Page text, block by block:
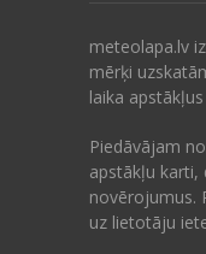
meteolapa.lv
mērķi
laika
Piedāvājam
apstākļu karti,
novērojumus.
uz lietotāju